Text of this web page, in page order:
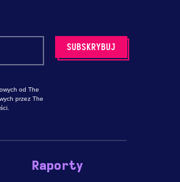
od The
przez The
Raporty